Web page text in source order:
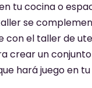
tu cocina o
se
el taller de
crear un
hará juego en